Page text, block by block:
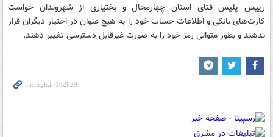
رییس پلیس فتای استان چهارمحال و بختیاری از شهروندان خواست
کارت‌های بانکی و اطلاعات حساب خود را به هیچ عنوان در اختیار دیگران قرار
ندهند و بطور متوالی رمز خود را به صورت غیرقابل دسترسی تغییر دهند.